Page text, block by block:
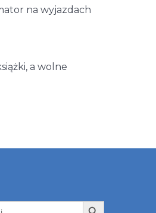
na wyjazdach
a wolne
Search Button